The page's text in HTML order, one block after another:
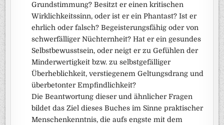
Grundstimmung? Besitzt er einen kritischen
Wirklichkeitssinn, oder ist er ein Phantast? Ist er
ehrlich oder falsch? Begeisterungsfähig oder von
schwerfälliger Nüchternheit? Hat er ein gesundes
Selbstbewusstsein, oder neigt er zu Gefühlen der
Minderwertigkeit bzw. zu selbstgefälliger
Überheblichkeit, verstiegenem Geltungsdrang und
überbetonter Empfindlichkeit?
Die Beantwortung dieser und ähnlicher Fragen
bildet das Ziel dieses Buches im Sinne praktischer
Menschenkenntnis, die aufs engste mit dem